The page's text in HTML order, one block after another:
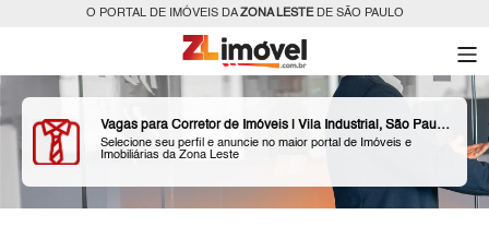
O PORTAL DE IMÓVEIS DAZONA LESTEDE SÃO PAULO
Vagas para Corretor de Imóveis | Vila Industrial, São Paulo, Zona Leste
Selecione seu perfil e anuncie no maior portal de Imóveis e
Imobiliárias da Zona Leste